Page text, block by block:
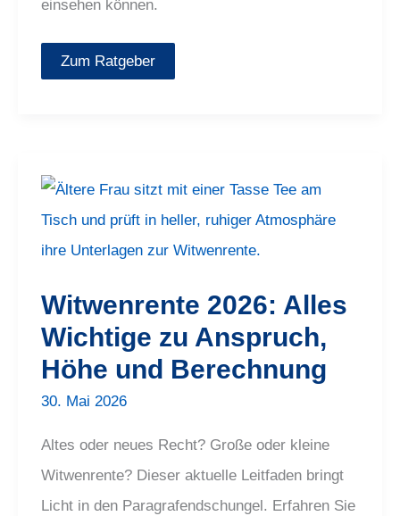
einsehen können.
Zum Ratgeber
Witwenrente 2026: Alles
Wichtige zu Anspruch,
Höhe und Berechnung
30. Mai 2026
Altes oder neues Recht? Große oder kleine
Witwenrente? Dieser aktuelle Leitfaden bringt
Licht in den Paragrafendschungel. Erfahren Sie
Witwenrente
2026:
Alles
Wichtige
zu
Anspruch,
Berechnung